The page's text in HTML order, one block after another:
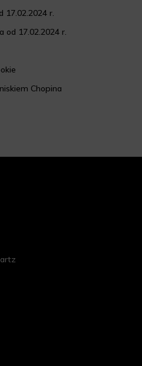
17.02.2024 r.
od 17.02.2024 r.
Chopina